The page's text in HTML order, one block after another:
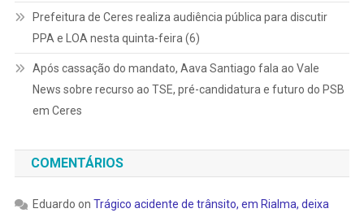
Prefeitura de Ceres realiza audiência pública para discutir
PPA e LOA nesta quinta-feira (6)
Após cassação do mandato, Aava Santiago fala ao Vale
News sobre recurso ao TSE, pré-candidatura e futuro do PSB
em Ceres
COMENTÁRIOS
Eduardo on Trágico acidente de trânsito, em Rialma, deixa